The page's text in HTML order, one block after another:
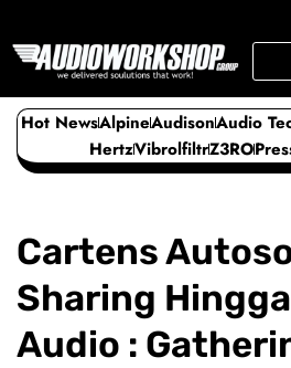
to
content
Hot NewsAlpineAudisonAudio
HertzVibrolfiltrZ3RO
Cartens
Sharing
Audio :